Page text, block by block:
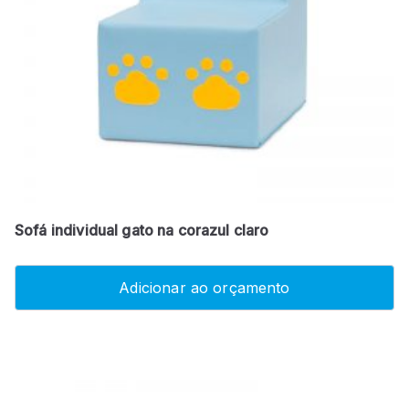
Sofá individual gato na corazul claro
Adicionar ao orçamento